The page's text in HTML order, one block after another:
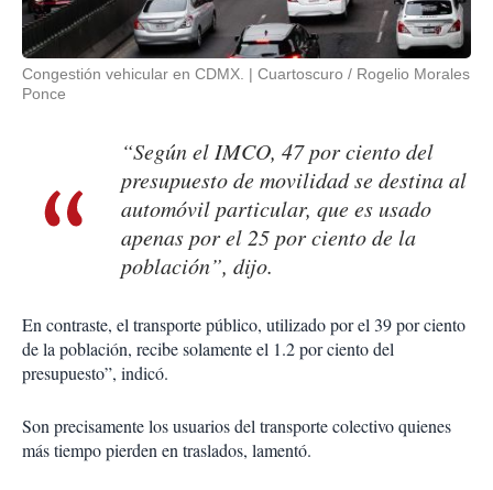
Congestión vehicular en CDMX.
Cuartoscuro / Rogelio Morales
Ponce
“Según el IMCO, 47 por ciento del
presupuesto de movilidad se destina al
automóvil particular, que es usado
apenas por el 25 por ciento de la
población”, dijo.
En contraste, el transporte público, utilizado por el 39 por ciento
de la población, recibe solamente el 1.2 por ciento del
presupuesto”, indicó.
Son precisamente los usuarios del transporte colectivo quienes
más tiempo pierden en traslados, lamentó.